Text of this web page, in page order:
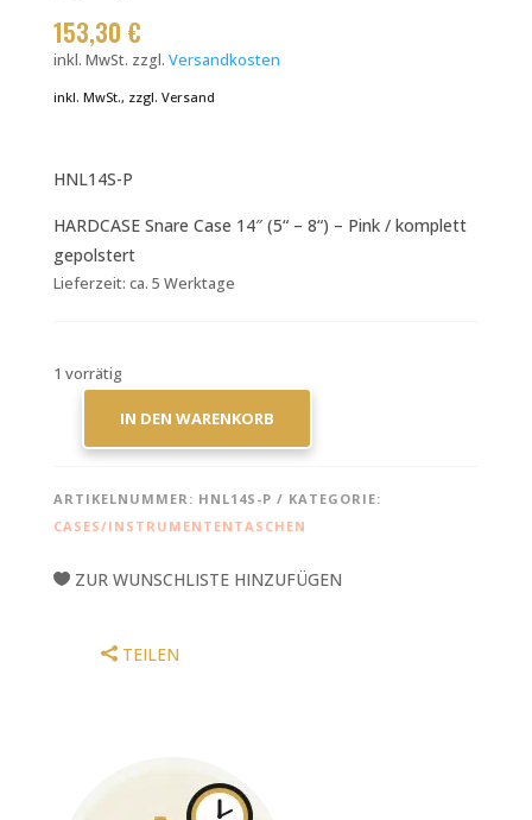
153,30 €
inkl. MwSt. zzgl. Versandkosten
inkl. MwSt., zzgl. Versand
HNL14S-P
HARDCASE Snare Case 14″ (5“ – 8“) – Pink / komplett
gepolstert
Lieferzeit: ca. 5 Werktage
1 vorrätig
SNARE
IN DEN WARENKORB
ARTIKELNUMMER: HNL14S-P
KATEGORIE:
CASES/INSTRUMENTENTASCHEN
ZUR WUNSCHLISTE HINZUFÜGEN
TEILEN